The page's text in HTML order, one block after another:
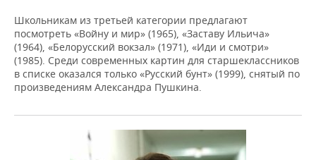
Школьникам из третьей категории предлагают
посмотреть «Войну и мир» (1965), «Заставу Ильича»
(1964), «Белорусский вокзал» (1971), «Иди и смотри»
(1985). Среди современных картин для старшеклассников
в списке оказался только «Русский бунт» (1999), снятый по
произведениям Александра Пушкина.